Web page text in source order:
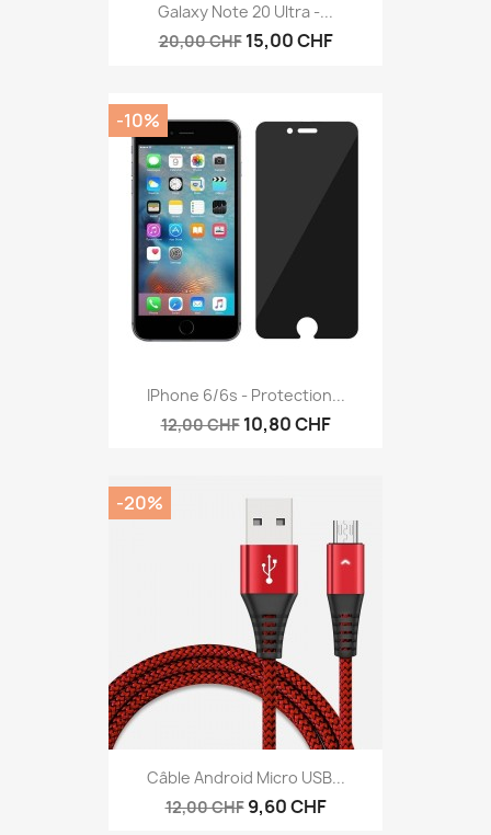
Galaxy Note 20 Ultra -...
20,00 CHF 15,00 CHF
IPhone 6/6s - Protection...
12,00 CHF 10,80 CHF
-10%
Câble Android Micro USB...
12,00 CHF 9,60 CHF
-20%